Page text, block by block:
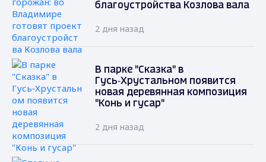
благоустройства Козлова вала
2 дня назад
В парке "Сказка" в
Гусь‑Хрустальном появится
новая деревянная композиция
"Конь и гусар"
2 дня назад